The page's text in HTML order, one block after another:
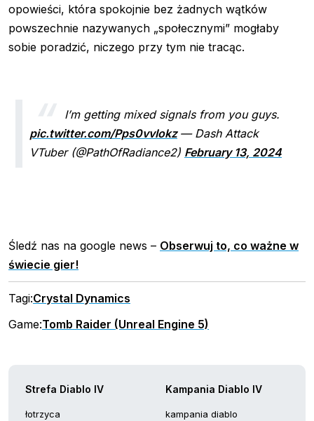
opowieści, która spokojnie bez żadnych wątków
powszechnie nazywanych „społecznymi” mogłaby
sobie poradzić, niczego przy tym nie tracąc.
I’m getting mixed signals from you guys.
pic.twitter.com/Pps0vvIokz — Dash Attack
VTuber (@PathOfRadiance2) February 13, 2024
Śledź nas na google news – Obserwuj to, co ważne w
świecie gier!
Tagi:Crystal Dynamics
Game:Tomb Raider (Unreal Engine 5)
Strefa Diablo IV
łotrzyca
Kampania Diablo IV
kampania diablo